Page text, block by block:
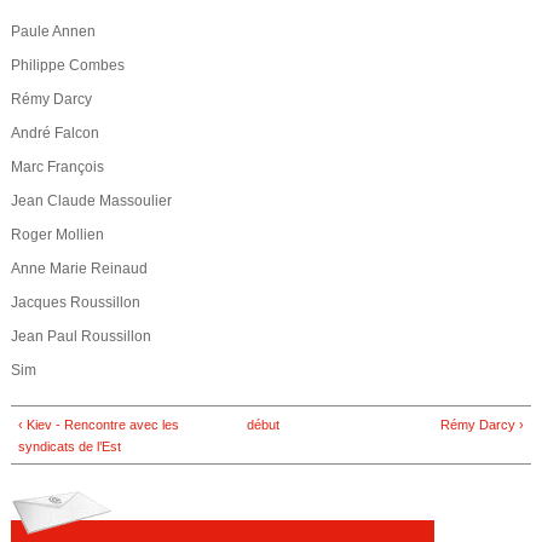
c
h
u
s
ê
t
s
i
c
i
Paule Annen
Philippe Combes
Rémy Darcy
André Falcon
Marc François
Jean Claude Massoulier
Roger Mollien
Anne Marie Reinaud
Jacques Roussillon
Jean Paul Roussillon
Sim
‹ Kiev - Rencontre avec les
syndicats de l’Est
début Rémy Darcy ›